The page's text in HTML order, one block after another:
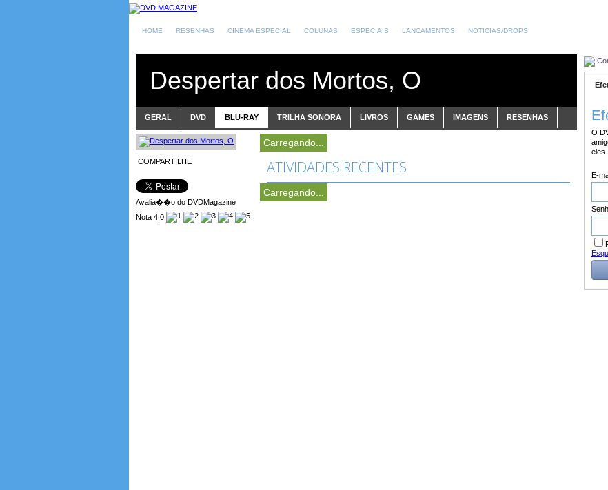
HOME RESENHAS CINEMA ESPECIAL COLUNAS ESPECIAIS LANCAMENTOS NOTICIAS/DROPS
Despertar dos Mortos, O
GERAL DVD BLU-RAY TRILHA SONORA LIVROS GAMES IMAGENS RESENHAS
COMPARTILHE
Avalia��o do DVDMagazine
Nota 4,0
Carregando...
ATIVIDADES RECENTES
Carregando...
O
E-